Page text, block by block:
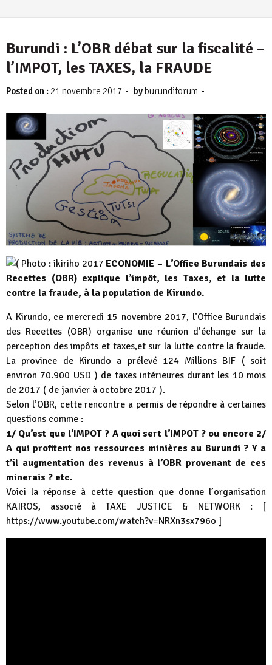
Burundi : L’OBR débat sur la fiscalité –
l’IMPOT, les TAXES, la FRAUDE
Posted on : 21 novembre 2017 - by burundiforum -
ECONOMIE – L’Office Burundais des
Recettes (OBR) explique l’impôt, les Taxes, et la lutte
contre la fraude, à la population de Kirundo.
A Kirundo, ce mercredi 15 novembre 2017, l’Office Burundais
des Recettes (OBR) organise une réunion d’échange sur la
perception des impôts et taxes,et sur la lutte contre la fraude.
La province de Kirundo a prélevé 124 Millions BIF ( soit
environ 70.900 USD ) de taxes intérieures durant les 10 mois
de 2017 ( de janvier à octobre 2017 ).
Selon l’OBR, cette rencontre a permis de répondre à certaines
questions comme :
1/ Qu’est que l’IMPOT ? A quoi sert l’IMPOT ? ou encore 2/
A qui profitent nos ressources minières au Burundi ? Y a
t’il augmentation des revenus à l’OBR provenant de ces
minerais ? etc.
Voici la réponse à cette question que donne l’organisation
KAIROS, associé à TAXE JUSTICE & NETWORK : [
https://www.youtube.com/watch?v=NRXn3sx796o ]